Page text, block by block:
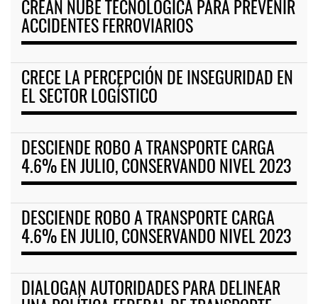
CREAN NUBE TECNOLÓGICA PARA PREVENIR
ACCIDENTES FERROVIARIOS
CRECE LA PERCEPCIÓN DE INSEGURIDAD EN
EL SECTOR LOGÍSTICO
DESCIENDE ROBO A TRANSPORTE CARGA
4.6% EN JULIO, CONSERVANDO NIVEL 2023
DESCIENDE ROBO A TRANSPORTE CARGA
4.6% EN JULIO, CONSERVANDO NIVEL 2023
DIALOGAN AUTORIDADES PARA DELINEAR